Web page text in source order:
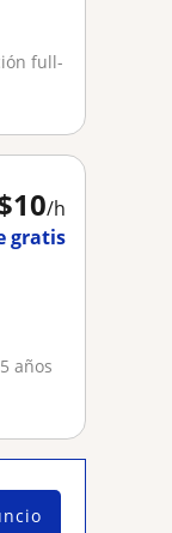
full-
10/h
gratis
años